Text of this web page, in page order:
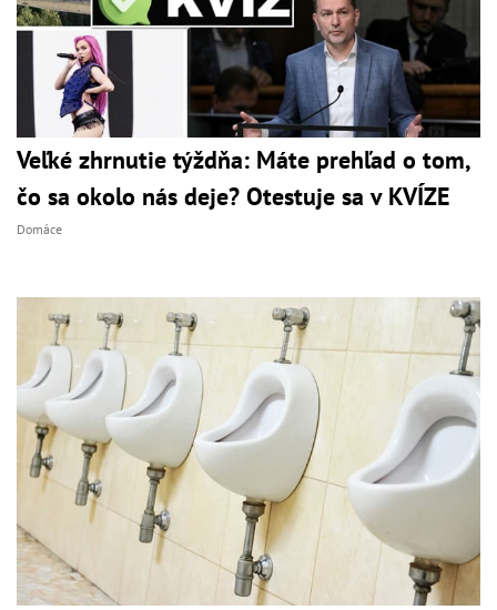
Veľké zhrnutie týždňa: Máte prehľad o tom,
čo sa okolo nás deje? Otestuje sa v KVÍZE
Domáce